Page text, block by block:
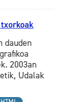
dauden
2003an
Udalak